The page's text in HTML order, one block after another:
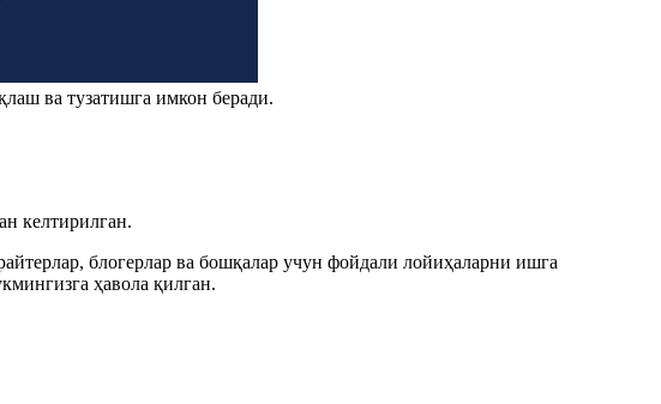
ва тузатишга имкон беради.
келтирилган.
блогерлар ва бошқалар учун фойдали лойиҳаларни ишга
ҳавола қилган.